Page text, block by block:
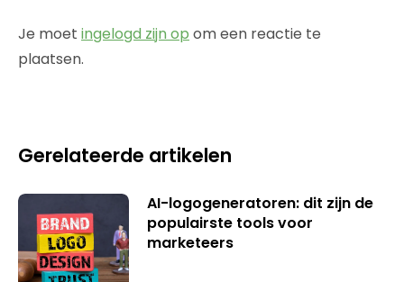
Je moet ingelogd zijn op om een reactie te
plaatsen.
Gerelateerde artikelen
AI-logogeneratoren: dit zijn de
populairste tools voor
marketeers